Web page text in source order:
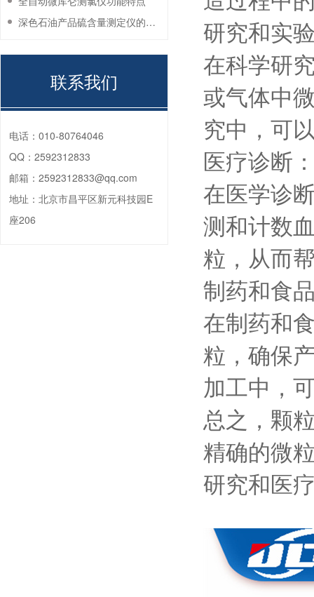
研究和实
在科学研
或气体中
究中，可
医疗诊断
在医学诊
测和计数
粒，从而
制药和食
在制药和
粒，确保
加工中，
总之，颗
精确的微
研究和医
深色石油产品硫含量测定仪的工作环境要求
联系我们
电话： 010-80764046
QQ： 2592312833
邮箱： 2592312833@qq.com
地址： 北京市昌平区新元科技园E
座206